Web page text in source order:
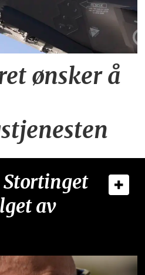
ønsker å
av